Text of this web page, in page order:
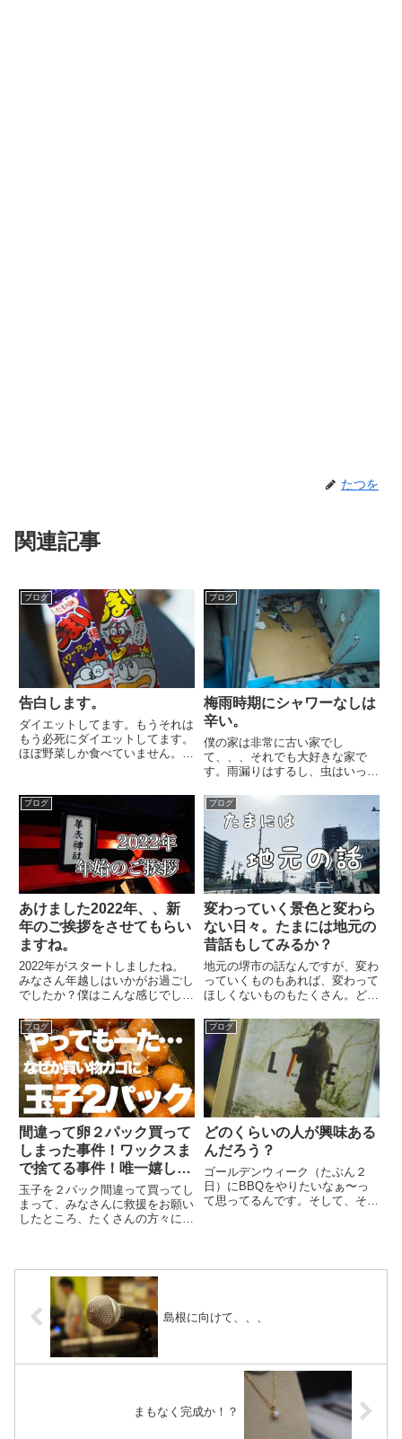
たつを
関連記事
ブログ
告白します。
ダイエットしてます。もうそれは
もう必死にダイエットしてます。
ほぼ野菜しか食べていません。な
楽な方へ楽な方へ流れていく自分
が嫌だった。昔に比べたら、体も
だるぅーんとしてきて、、、ど
ん...
ブログ
梅雨時期にシャワーなしは
辛い。
僕の家は非常に古い家でし
て、、、それでも大好きな家で
す。雨漏りはするし、虫はいっぱ
くるし、床に穴まで空いて
る。。。でも大好きな家です。台
風の日には、屋根の上に登って瓦
の修理をしたり、、、雨漏りの時
はベランダから...
ブログ
あけました2022年、、新
年のご挨拶をさせてもらい
ますね。
2022年がスタートしましたね。
みなさん年越しはいかがお過ごし
でしたか？僕はこんな感じでし
考えてたんですが、やりたいこと
って山ほどあるもんですね。
ブログ
変わっていく景色と変わら
ない日々。たまには地元の
昔話もしてみるか？
地元の堺市の話なんですが、変わ
っていくものもあれば、変わって
ほしくないものもたくさん。どう
しくないものって。僕はもちろ
ん、、アレですね！
ブログ
間違って卵２パック買って
しまった事件！ワックスま
で捨てる事件！唯一嬉しか
ったのはトレーナーが完売
したこと！
玉子を２パック間違って買ってし
まって、みなさんに救援をお願い
したところ、たくさんの方々にご
TAMARIBA CAFEオリジナルの
トレーナーが即日完売となりまし
た。追加で作ろうとは思っていま
すが、欲しい人がいたらリクエス
トくださいね♪
ブログ
どのくらいの人が興味ある
んだろう？
ゴールデンウィーク（たぶん２
日）にBBQをやりたいなぁ〜っ
て思ってるんです。そして、それ
るんです。無理言うっていうて
島根に向けて、、、
まもなく完成か！？